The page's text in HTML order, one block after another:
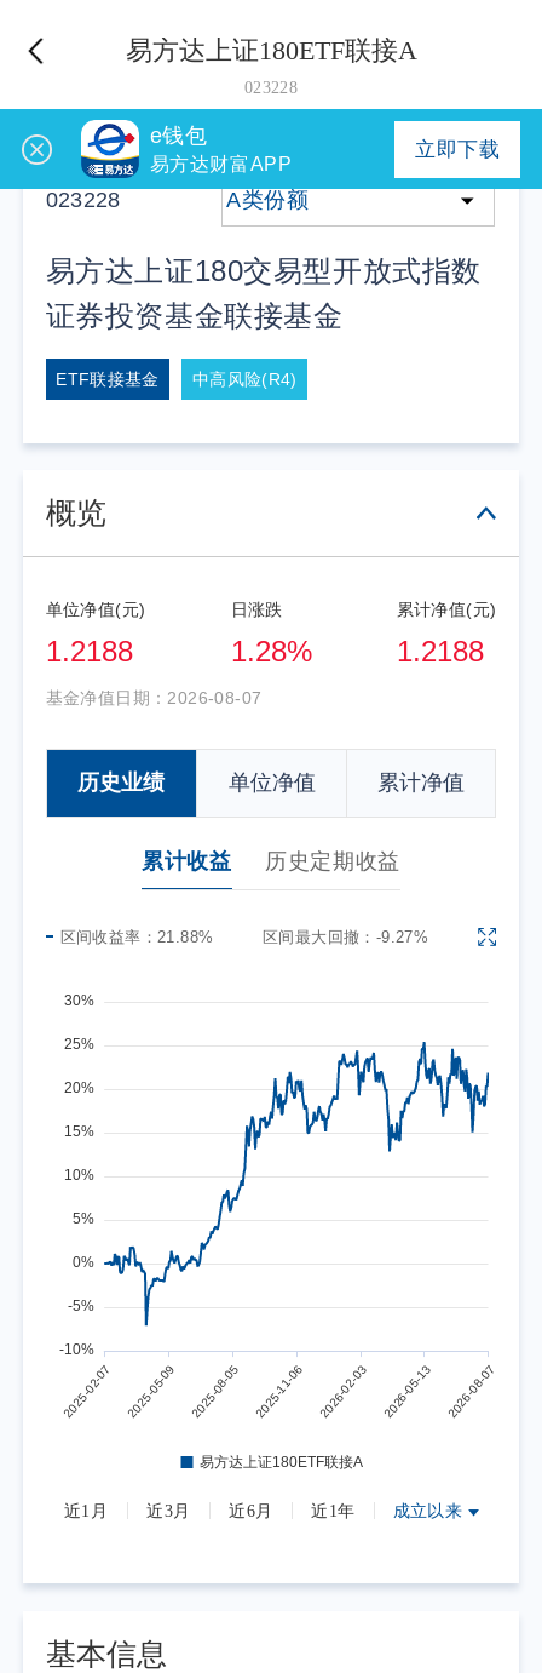
易方达上证180ETF联接A
023228
023228 A类份额
易方达上证180交易型开放式指数
证券投资基金联接基金
ETF联接基金 中高风险(R4)
概览
单位净值(元)
1.2188
日涨跌
1.28%
累计净值(元)
1.2188
基金净值日期： 2026-08-07
历史业绩 单位净值 累计净值
累计收益 历史定期收益
区间收益率： 21.88% 区间最大回撤： -9.27%
近1月 近3月 近6月 近1年 成立以来
基本信息
e钱包
易方达财富APP
立即下载